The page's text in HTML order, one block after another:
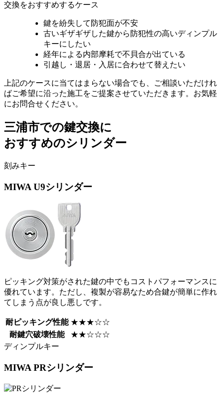
交換をおすすめするケース
鍵を紛失して防犯面が不安
古いギザギザした鍵から防犯性の高いディンプル
キーにしたい
経年による内部摩耗で不貝合が出ている
引越し・退居・入居に合わせて替えたい
上記のケースに当てはまらない場合でも、ご相談いただけれ
ばご希望に沿った施工をご提案させていただきます。お気軽
にお問合せください。
三浦市での鍵交換に
おすすめのシリンダー
刻みキー
MIWA U9シリンダー
ピッキング対策がされた鍵の中でもコストパフォーマンスに
優れています。ただし、複製が容易なため合鍵が簡単に作れ
てしまう点が良し悪しです。
耐ピッキング性能 ★★★☆☆
耐鍵穴破壊性能
★★☆☆☆
ディンプルキー
MIWA PRシリンダー